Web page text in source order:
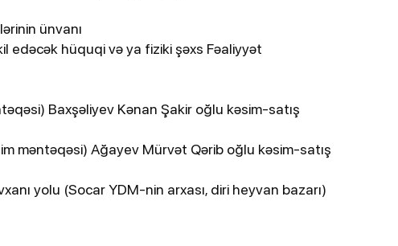
ünvanı
edəcək hüquqi və ya fiziki şəxs Fəaliyyət
Baxşəliyev Kənan Şakir oğlu kəsim-satış
məntəqəsi) Ağayev Mürvət Qərib oğlu kəsim-satış
yolu (Socar YDM-nin arxası, diri heyvan bazarı)